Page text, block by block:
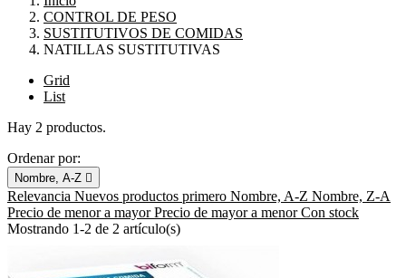
CONTROL DE PESO
SUSTITUTIVOS DE COMIDAS
NATILLAS SUSTITUTIVAS
Grid
List
Hay 2 productos.
Ordenar por:
Nombre, A-Z 
Relevancia Nuevos productos primero Nombre, A-Z Nombre, Z-A
Precio de menor a mayorPrecio de mayor a menorCon stock
Mostrando 1-2 de 2 artículo(s)